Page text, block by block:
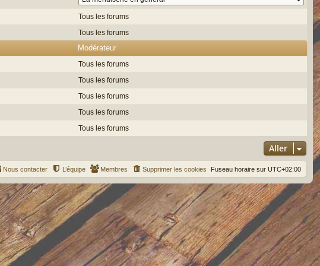
Tous les forums
Tous les forums
Modérateur
Tous les forums
Tous les forums
Tous les forums
Tous les forums
Tous les forums
Aller
Fuseau horaire sur UTC+02:00
Supprimer les cookies
Membres
L’équipe
Nous contacter